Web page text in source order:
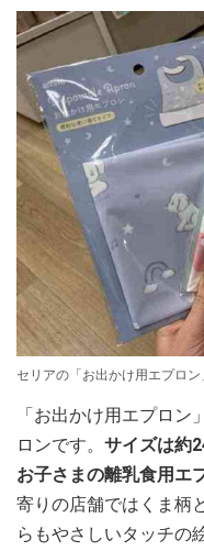
セリアの「お出かけ用エプロ
「お出かけ用エプロ
ロンです。 サイズは約
お子さまの離乳食用エ
寄りの店舗ではくま柄
らもやさしいタッチの